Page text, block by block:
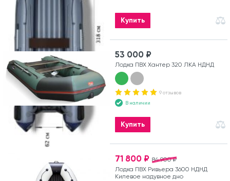
Купить
53 000 ₽
Лодка ПВХ Хантер 320 ЛКА НДНД
9 отзывов
В наличии
Купить
84 900 ₽
71 800 ₽
Лодка ПВХ Ривьера 3600 НДНД
Килевое надувное дно